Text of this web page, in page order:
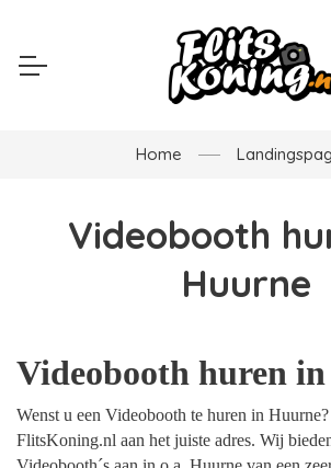
Home
Videobooth
Huurne
Videobooth huren
Wenst u een Videobooth te huren in
FlitsKoning.nl aan het juiste adres. Wij